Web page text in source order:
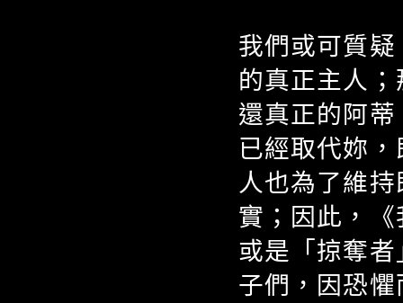
我們或可質
的真正主人
還真正的阿
已經取代妳
人也為了維
實；因此，
或是「掠奪
子們，因恐